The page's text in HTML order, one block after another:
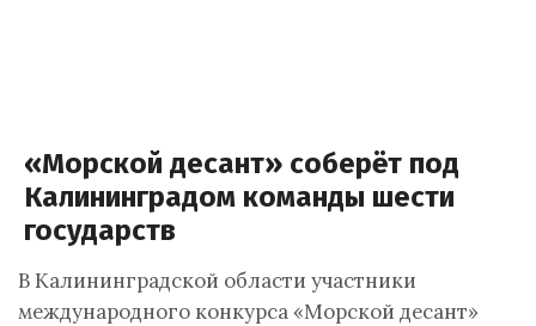
«Морской десант» соберёт под
Калининградом команды шести
государств
В Калининградской области участники
международного конкурса «Морской десант»